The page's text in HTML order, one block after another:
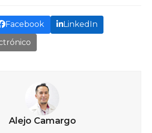
Facebook
LinkedIn
Alejo Camargo